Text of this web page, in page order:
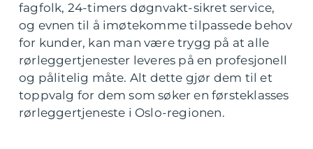
fagfolk, 24-timers døgnvakt-sikret service,
og evnen til å imøtekomme tilpassede behov
for kunder, kan man være trygg på at alle
rørleggertjenester leveres på en profesjonell
og pålitelig måte. Alt dette gjør dem til et
toppvalg for dem som søker en førsteklasses
rørleggertjeneste i Oslo-regionen.